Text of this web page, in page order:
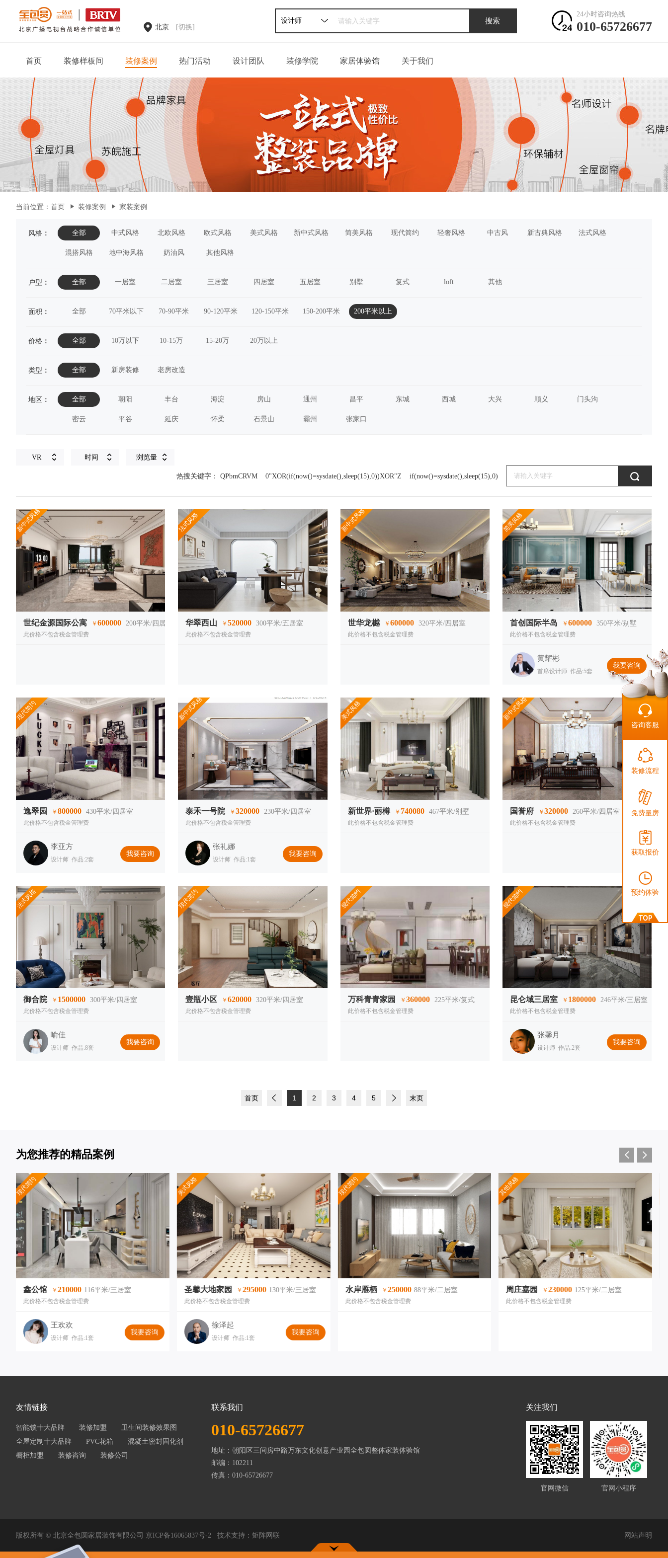
北京 [切换]
24小时咨询热线
010-65726677
设计师 搜索
首页 装修样板间 装修案例
家装案例
热门活动 设计团队 装修学院
软装攻略
轻松一刻
家居体验馆 关于我们
当前位置： 首页 装修案例 家装案例
风格 ： 全部 中式风格 北欧风格 欧式风格 美式风格 新中式风格 简美风格 现代简约 轻奢风格 中古风 新古典风格 法式风格
混搭风格 地中海风格 奶油风 其他风格
户型 ： 全部 一居室 二居室 三居室 四居室 五居室 别墅 复式 loft 其他
面积 ： 全部 70平米以下 70-90平米 90-120平米 120-150平米 150-200平米 200平米以上
价格 ： 全部 10万以下 10-15万 15-20万 20万以上
类型 ： 全部 新房装修 老房改造
地区 ： 全部 朝阳 丰台 海淀 房山 通州 昌平 东城 西城 大兴 顺义 门头沟
密云 平谷 延庆 怀柔 石景山 霸州 张家口
VR 时间 浏览量
热搜关键字： QPbmCRVM 0"XOR(if(now()=sysdate(),sleep(15),0))XOR"Z if(now()=sysdate(),sleep(15),0)
搜索
新中式风格
世纪金源国际公寓 ￥ 600000 200平米/四居室
此价格不包含税金管理费
法式风格
华翠西山 ￥520000 300平米/五居室
此价格不包含税金管理费
新中式风格
世华龙樾 ￥ 600000 320平米/四居室
此价格不包含税金管理费
简美风格
首创国际半岛 ￥600000 350平米/别墅
此价格不包含税金管理费
黄耀彬
首席设计师 作品:5套
我要咨询
现代简约
逸翠园 ￥ 800000 430平米/四居室
此价格不包含税金管理费
李亚方
设计师 作品:2套
我要咨询
新中式风格
泰禾一号院 ￥320000 230平米/四居室
此价格不包含税金管理费
张礼娜
设计师 作品:1套
我要咨询
美式风格
新世界·丽樽 ￥ 740080 467平米/别墅
此价格不包含税金管理费
新中式风格
国誉府 ￥320000 260平米/四居室
此价格不包含税金管理费
法式风格
御合院 ￥ 1500000 300平米/四居室
此价格不包含税金管理费
喻佳
设计师 作品:8套
我要咨询
现代简约
壹瓶小区 ￥620000 320平米/四居室
此价格不包含税金管理费
现代简约
万科青青家园 ￥ 360000 225平米/复式
此价格不包含税金管理费
现代简约
昆仑域三居室 ￥ 1800000 246平米/三居室
此价格不包含税金管理费
张馨月
设计师 作品:2套
我要咨询
首页 1 2 3 4 5 末页
为您推荐的精品案例
现代简约
鑫公馆 ￥ 210000 116平米/三居室
此价格不包含税金管理费
王欢欢
设计师 作品:1套
我要咨询
美式风格
圣馨大地家园 ￥ 295000 130平米/三居室
此价格不包含税金管理费
徐泽起
设计师 作品:1套
我要咨询
现代简约
水岸雁栖 ￥ 250000 88平米/二居室
此价格不包含税金管理费
其他风格
周庄嘉园 ￥230000 125平米/二居室
此价格不包含税金管理费
友情链接
智能锁十大品牌 装修加盟
卫生间装修效果图
全屋定制十大品牌
PVC花箱
混凝土密封固化剂
橱柜加盟
装修咨询 装修公司
联系我们
010-65726677
地址：朝阳区三间房中路万东文化创意产业园全包圆整体家装体验馆
邮编：102211
传真：010-65726677
关注我们
官网微信 官网小程序
版权所有 © 北京全包圆家居装饰有限公司 京ICP备16065837号-2 技术支持： 矩阵网联 网站声明
咨询客服
装修流程
免费量房
获取报价
预约体验